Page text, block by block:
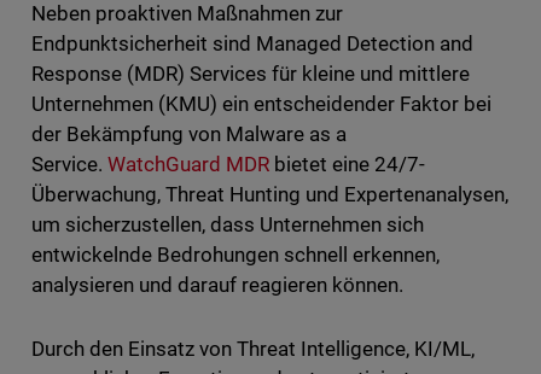
Neben proaktiven Maßnahmen zur
Endpunktsicherheit sind Managed Detection and
Response (MDR) Services für kleine und mittlere
Unternehmen (KMU) ein entscheidender Faktor bei
der Bekämpfung von Malware as a
Service. WatchGuard MDRbietet eine 24/7-
Überwachung, Threat Hunting und Expertenanalysen,
um sicherzustellen, dass Unternehmen sich
entwickelnde Bedrohungen schnell erkennen,
analysieren und darauf reagieren können.
Durch den Einsatz von Threat Intelligence, KI/ML,